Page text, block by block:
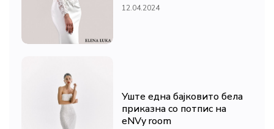
12.04.2024
Уште една бајковито бела
приказна со потпис на
eNVy room